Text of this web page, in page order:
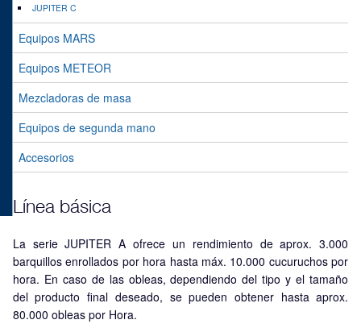
JUPITER C
Equipos MARS
Equipos METEOR
Mezcladoras de masa
Equipos de segunda mano
Accesorios
Línea básica
La serie JUPITER A ofrece un rendimiento de aprox. 3.000
barquillos enrollados por hora hasta máx. 10.000 cucuruchos por
hora. En caso de las obleas, dependiendo del tipo y el tamaño
del producto final deseado, se pueden obtener hasta aprox.
80.000 obleas por Hora.